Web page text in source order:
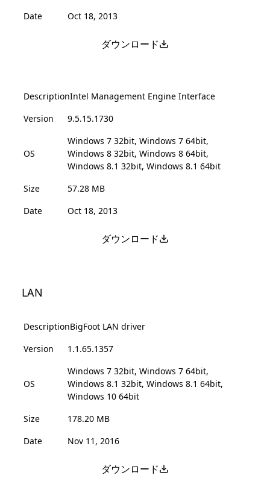
Date
Oct 18, 2013
ダウンロード
DescriptionIntel Management Engine Interface
Version
9.5.15.1730
OS
Windows 7 32bit, Windows 7 64bit,
Windows 8 32bit, Windows 8 64bit,
Windows 8.1 32bit, Windows 8.1 64bit
Size
57.28 MB
Date
Oct 18, 2013
ダウンロード
LAN
DescriptionBigFoot LAN driver
Version
1.1.65.1357
OS
Windows 7 32bit, Windows 7 64bit,
Windows 8.1 32bit, Windows 8.1 64bit,
Windows 10 64bit
Size
178.20 MB
Date
Nov 11, 2016
ダウンロード